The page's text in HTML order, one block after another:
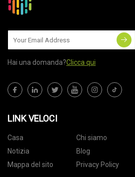
Hai una domanda?Clicca qui
LINK VELOCI
Casa Chi siamo
Notizia
Blog
Mappa del sito
Privacy Policy